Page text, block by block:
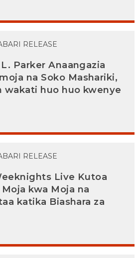
RELEASE
Parker Anaangazia
na Soko Mashariki,
wakati huo huo kwenye
RELEASE
Live Kutoa
kwa Moja na
katika Biashara za